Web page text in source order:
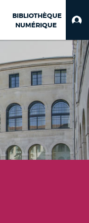
BIBLIOTHÈQUE
NUMÉRIQUE